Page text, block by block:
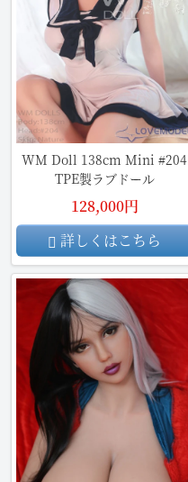
WM Doll 138cm Mini #204
TPE製ラブドール
128,000円
詳しくはこちら